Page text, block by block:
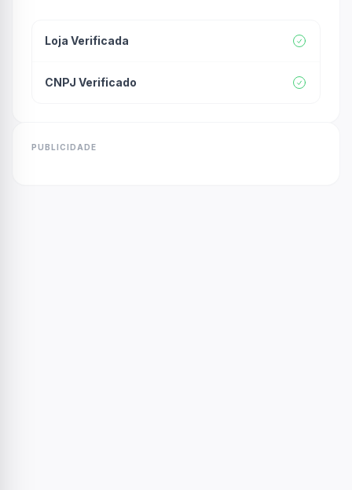
Loja Verificada
CNPJ Verificado
PUBLICIDADE